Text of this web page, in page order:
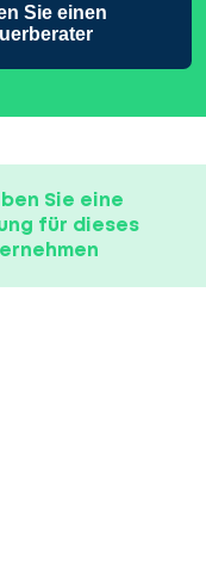
Sie einen
Sie eine
für dieses